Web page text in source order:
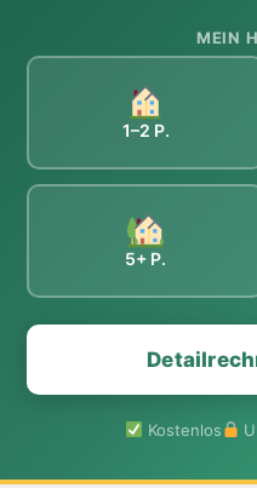
MEIN
1–2 P.
5+ P.
Kostenlos